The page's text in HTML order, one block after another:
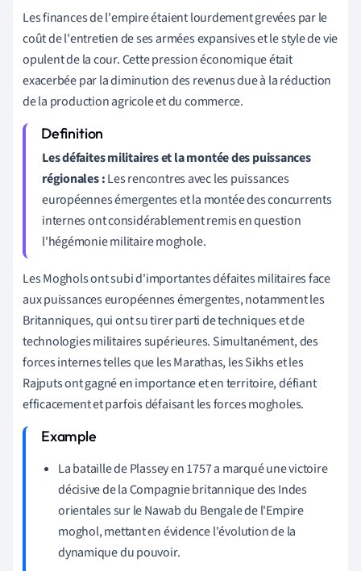
Les finances de l'empire étaient lourdement grevées par le
coût de l'entretien de ses armées expansives et le style de vie
opulent de la cour. Cette pression économique était
exacerbée par la diminution des revenus due à la réduction
de la production agricole et du commerce.
Les défaites militaires et la montée des puissances
régionales :Les rencontres avec les puissances
européennes émergentes et la montée des concurrents
internes ont considérablement remis en question
l'hégémonie militaire moghole.
Les Moghols ont subi d'importantes défaites militaires face
aux puissances européennes émergentes, notamment les
Britanniques, qui ont su tirer parti de techniques et de
technologies militaires supérieures. Simultanément, des
forces internes telles que les Marathas, les Sikhs et les
Rajputs ont gagné en importance et en territoire, défiant
efficacement et parfois défaisant les forces mogholes.
La bataille de Plassey en 1757 a marqué une victoire
décisive de la Compagnie britannique des Indes
orientales sur le Nawab du Bengale de l'Empire
moghol, mettant en évidence l'évolution de la
dynamique du pouvoir.